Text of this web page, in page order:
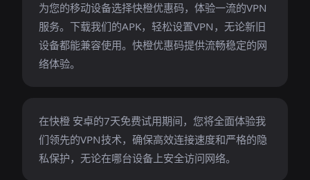
为您的移动设备选择快橙优惠码，体验一流的VPN
服务。下载我们的APK，轻松设置VPN，无论新旧
设备都能兼容使用。快橙优惠码提供流畅稳定的网
络体验。
在快橙 安卓的7天免费试用期间，您将全面体验我
们领先的VPN技术，确保高效连接速度和严格的隐
私保护，无论在哪台设备上安全访问网络。